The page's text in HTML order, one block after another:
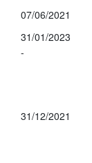
07/06/2021
31/01/2023
-
31/12/2021